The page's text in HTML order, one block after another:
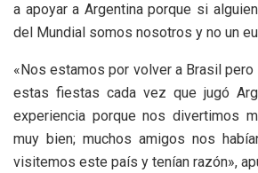
a apoyar a Argentina porque si
del Mundial somos nosotros y no un
«Nos estamos por volver a Brasil
estas fiestas cada vez que jugó
experiencia porque nos divertimos
muy bien; muchos amigos nos
visitemos este país y tenían razón»,